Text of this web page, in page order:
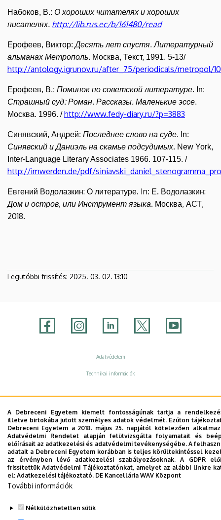
Набоков, В.: О хороших читателях и хороших
писателях. http://lib.rus.ec/b/161480/read
Ерофеев, Виктор:Десять лет спустя.Литературный
альманах Метрополь. Москва, Текст, 1991. 5-13/
http://antology.igrunov.ru/after_75/periodicals/metropol/
Ерофеев, В.: Поминок по советской литературе. In:
Страшный суд: Роман. Рассказы. Маленькие эссе.
Москва. 1996. /http://www.fedy-diary.ru/?p=3883
Синявский, Андрей: Последнее слово на суде. In:
Синявский и Даниэль на скамье подсудимых. New York,
Inter-Language Literary Associates 1966. 107-115. /
http://imwerden.de/pdf/
Евгений Водолазкин: О литературе. In: Е. Водолазкин:
Дом и остров, или Инструмент языка. Москва, АСТ,
2018.
Legutóbbi frissítés: 2025. 03. 02. 13:10
Adatvédelem
Technikai információk
A Debreceni Egyetem kiemelt fontosságúnak tartja a
illetve birtokába jutott személyes adatok védelmét. Ezúton
Debreceni Egyetem a 2018. május 25. napjától kötelezően
Adatvédelmi Rendelet alapján felülvizsgálta folyamatait és
előírásait az adatkezelési és adatvédelmi tevékenységébe. A
adatait a Debreceni Egyetem korábban is teljes körültekintéssel
az érvényben lévő adatkezelési szabályozásoknak. A GDPR
frissítettük Adatvédelmi Tájékoztatónkat, amelyet az alábbi linkre
el: Adatkezelési tájékoztató. DE Kancellária WAV Központ
További információk
Nélkülözhetetlen sütik